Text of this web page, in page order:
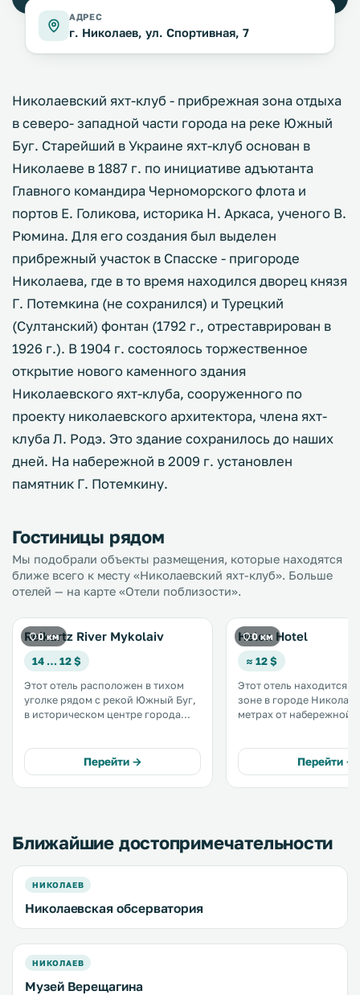
АДРЕС
г. Николаев, ул. Спортивная, 7
Николаевский яхт-клуб - прибрежная зона отдыха
в северо- западной части города на реке Южный
Буг. Старейший в Украине яхт-клуб основан в
Николаеве в 1887 г. по инициативе адъютанта
Главного командира Черноморского флота и
портов Е. Голикова, историка Н. Аркаса, ученого В.
Рюмина. Для его создания был выделен
прибрежный участок в Спасске - пригороде
Николаева, где в то время находился дворец князя
Г. Потемкина (не сохранился) и Турецкий
(Султанский) фонтан (1792 г., отреставрирован в
1926 г.). В 1904 г. состоялось торжественное
открытие нового каменного здания
Николаевского яхт-клуба, сооруженного по
проекту николаевского архитектора, члена яхт-
клуба Л. Родэ. Это здание сохранилось до наших
дней. На набережной в 2009 г. установлен
памятник Г. Потемкину.
Гостиницы рядом
Мы подобрали объекты размещения, которые находятся
ближе всего к месту «Николаевский яхт-клуб». Больше
отелей — на карте «Отели поблизости».
0 км
Reikartz River Mykolaiv
14 … 12 $
Этот отель расположен в тихом
уголке рядом с рекой Южный Буг,
в историческом центре города
балконом, откуда открывается
красивый вид на реку. .
Перейти →
0 км
Helen Hotel
≈ 12 $
Этот отель находится в
зоне в городе
метрах от набережной
круглосуточная стойка
регистрации. .
Перейти →
Ближайшие достопримечательности
НИКОЛАЕВ
Николаевская обсерватория
НИКОЛАЕВ
Музей Верещагина